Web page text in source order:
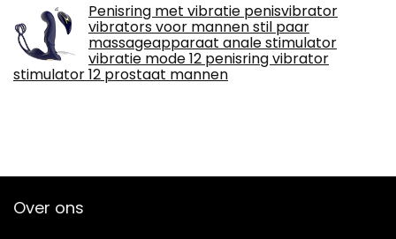
Penisring met vibratie penisvibrator
vibrators voor mannen stil paar
massageapparaat anale stimulator
vibratie mode 12 penisring vibrator
stimulator 12 prostaat mannen
Over ons